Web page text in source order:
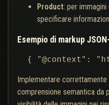
Product: per
specificare
Esempio di markup
{ "@context":
Implementare
comprensione semantica da